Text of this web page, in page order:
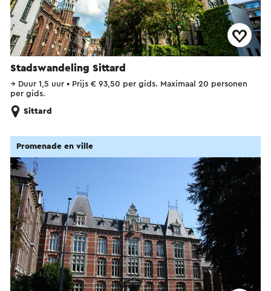
Stadswandeling Sittard
→ Duur 1,5 uur • Prijs € 93,50 per gids. Maximaal 20 personen
per gids.
Sittard
Promenade en ville